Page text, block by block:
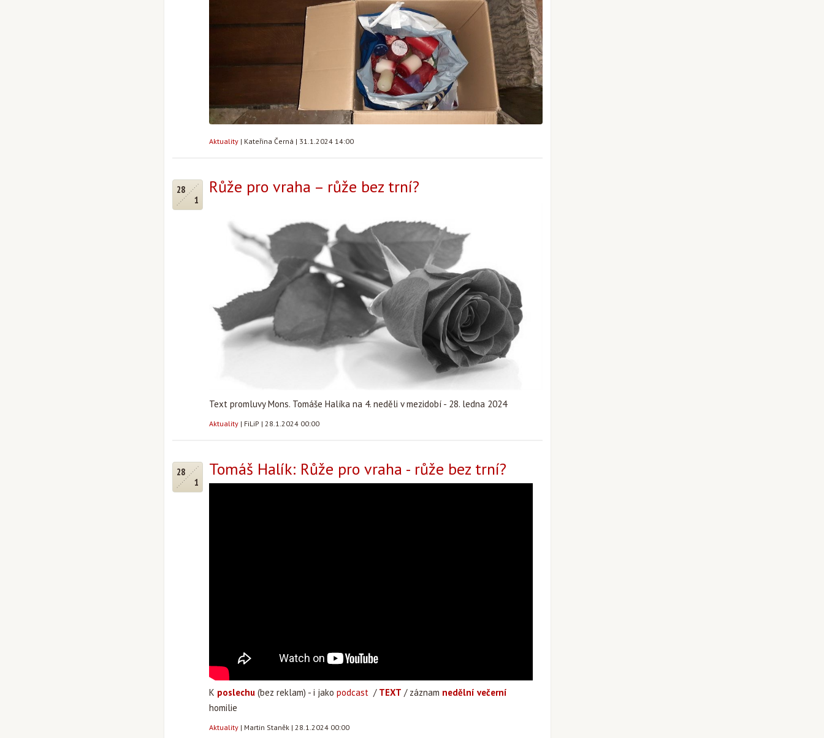
Aktuality | Kateřina Černá | 31.1.2024 14:00
28
1
Růže pro vraha – růže bez trní?
Text promluvy Mons. Tomáše Halíka na 4. neděli v mezidobí - 28. ledna 2024
Aktuality | FiLiP | 28.1.2024 00:00
28
1
Tomáš Halík: Růže pro vraha - růže bez trní?
K poslechu (bez reklam) - i jako podcast / TEXT / záznam nedělní večerní
homilie
Aktuality | Martin Staněk | 28.1.2024 00:00